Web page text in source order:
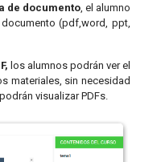
de documento , el alumno
(pdf,word, ppt,
los alumnos podrán ver el
materiales, sin necesidad
visualizar PDFs.